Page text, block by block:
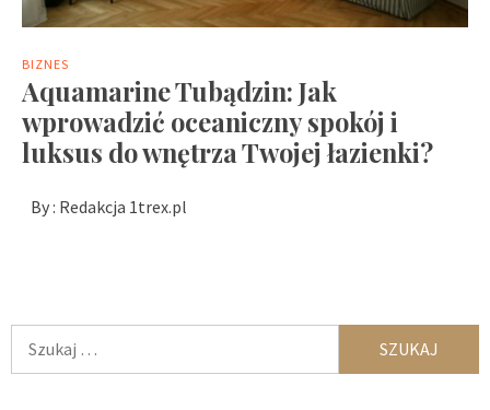
BIZNES
Aquamarine Tubądzin: Jak
wprowadzić oceaniczny spokój i
luksus do wnętrza Twojej łazienki?
By : Redakcja 1trex.pl